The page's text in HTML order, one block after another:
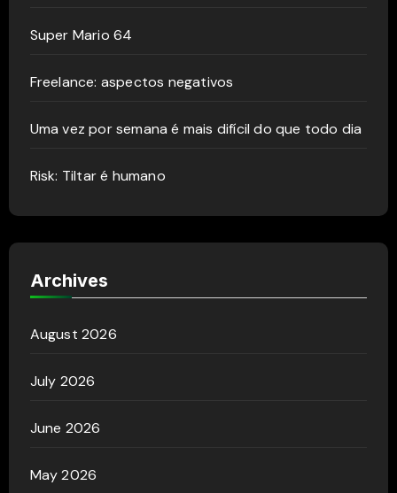
Super Mario 64
Freelance: aspectos negativos
Uma vez por semana é mais difícil do que todo dia
Risk: Tiltar é humano
Archives
August 2026
July 2026
June 2026
May 2026